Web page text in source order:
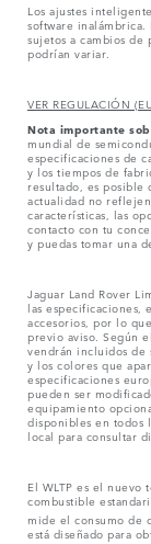
Los ajustes
software
sujetos a cambios
podrían variar.
VER REGULACIÓN
Nota importante
mundial de
especificaciones de
y los tiempos de
resultado, es posible
actualidad no
características, las
contacto con tu
y puedas tomar una
Jaguar Land Rover
las especificaciones,
accesorios, por lo
previo aviso. Según
vendrán incluidos de
y los colores que
especificaciones
pueden ser
equipamiento
disponibles en todos
local para consultar
El WLTP es el nuevo
combustible
mide el consumo de
está diseñado para